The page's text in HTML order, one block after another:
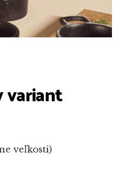
variant
veľkosti)